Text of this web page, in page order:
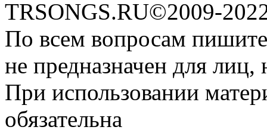
TRSONGS.RU©2009-
По всем вопросам
не предназначен для
При использовании
обязательна